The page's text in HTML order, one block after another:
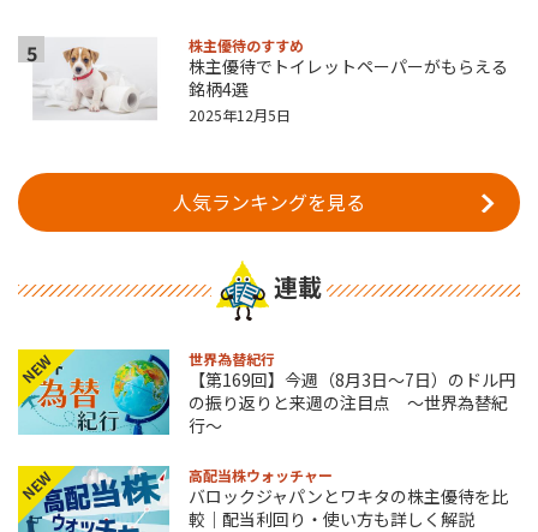
5 株主優待のすすめ
株主優待でトイレットペーパーがもらえる
銘柄4選
2025年12月5日
人気ランキングを見る
連載
NEW 世界為替紀行
【第169回】今週（8月3日～7日）のドル円
の振り返りと来週の注目点 ～世界為替紀
行～
NEW 高配当株ウォッチャー
バロックジャパンとワキタの株主優待を比
較｜配当利回り・使い方も詳しく解説